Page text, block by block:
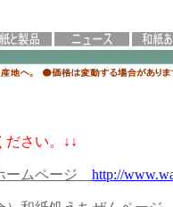
さい。↓↓
ームページ http://